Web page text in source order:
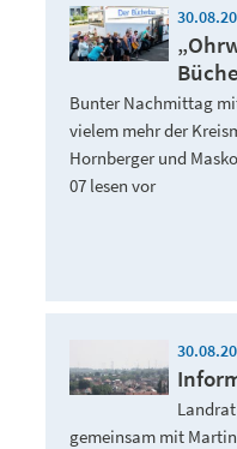
Bunter Nachmittag
vielem mehr der
Hornberger und
07 lesen vor
gemeinsam mit